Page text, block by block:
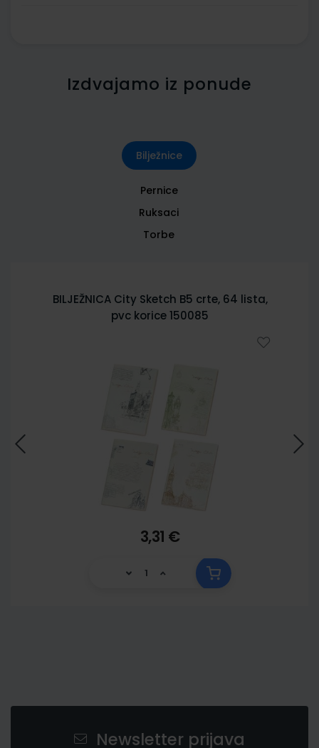
Izdvajamo iz ponude
Bilježnice
Pernice
Ruksaci
Torbe
BILJEŽNICA City Sketch B5 crte, 64 lista,
pvc korice 150085
3,31 €
Newsletter prijava